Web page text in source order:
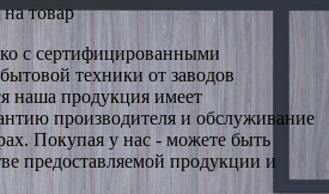
на товар
с сертифицированными
техники от заводов
наша продукция имеет
производителя и обслуживание
Покупая у нас - можете быть
предоставляемой продукции и